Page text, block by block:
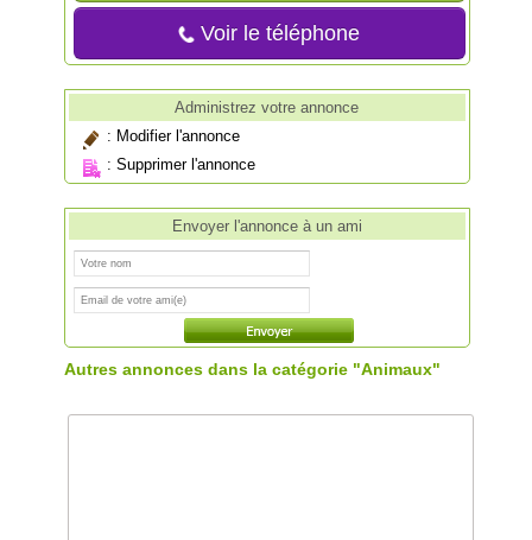
Voir le téléphone
Administrez votre annonce
: Modifier l'annonce
:Supprimer l'annonce
Envoyer l'annonce à un ami
Autres annonces dans la catégorie "Animaux"